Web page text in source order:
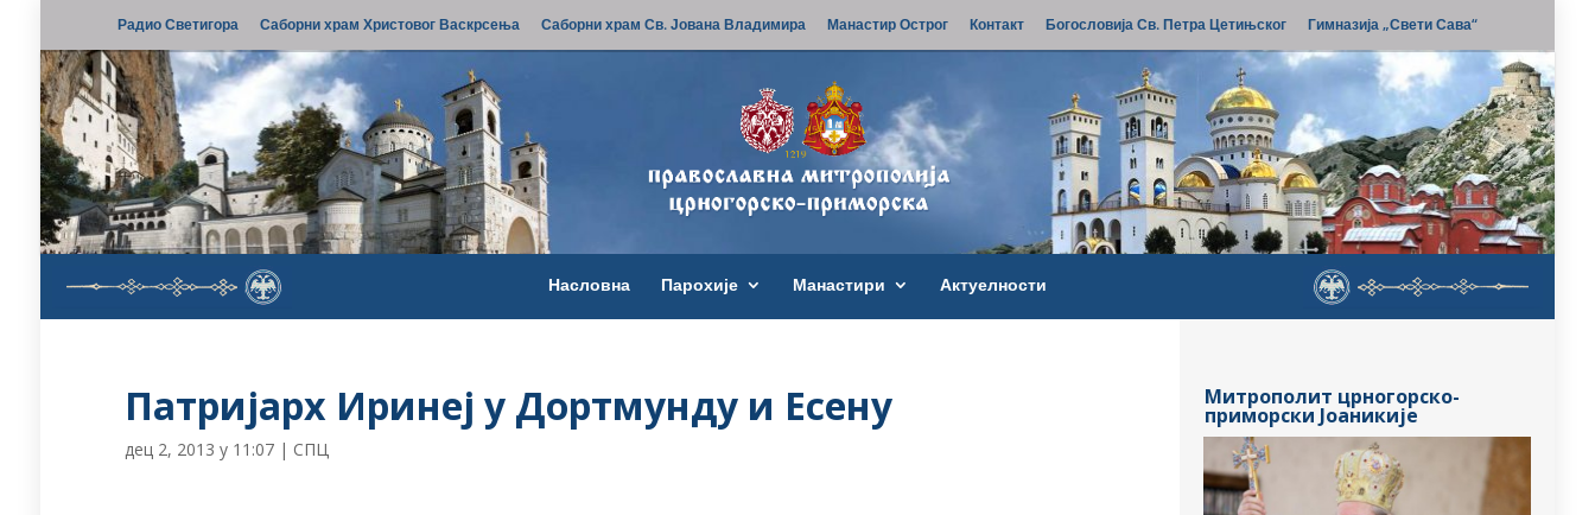
Радио Светигора Саборни храм Христовог Васкрсења Саборни храм Св. Јована Владимира Манастир Острог Контакт Богословија Св. Петра Цетињског Гимназија „Свети Сава“
Насловна Парохије Манастири Актуелности
Патријарх Иринеј у Дортмунду и Есену
дец 2, 2013 у 11:07 | СПЦ
Митрополит црногорско-
приморски Јоаникије